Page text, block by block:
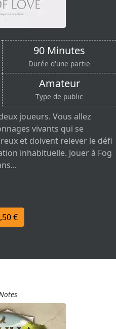
90 Minutes
Durée d'une partie
Amateur
Type de public
joueurs. Vous allez
vivants qui se
et doivent relever le défi
inhabituelle. Jouer à Fog
€